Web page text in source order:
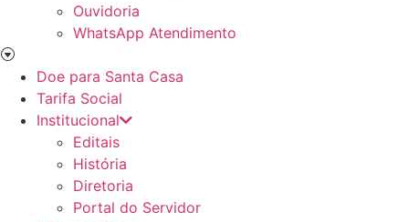
Ouvidoria
WhatsApp Atendimento
Doe para Santa Casa
Tarifa Social
Institucional
Editais
História
Diretoria
Portal do Servidor